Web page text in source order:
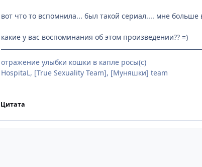
вот что то вспомнила... был такой сериал.... мне
какие у вас воспоминания об этом произведении?? =)
отражение улыбки кошки в капле росы(с)
HospitaL, [True Sexuality Team], [Муняшки] team
Цитата